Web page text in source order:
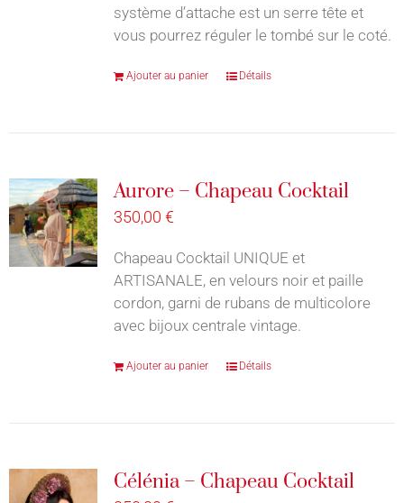
système d’attache est un serre tête et
vous pourrez réguler le tombé sur le coté.
Ajouter au panier Détails
Aurore – Chapeau Cocktail
350,00 €
Chapeau Cocktail UNIQUE et
ARTISANALE, en velours noir et paille
cordon, garni de rubans de multicolore
avec bijoux centrale vintage.
Ajouter au panier Détails
Célénia – Chapeau Cocktail